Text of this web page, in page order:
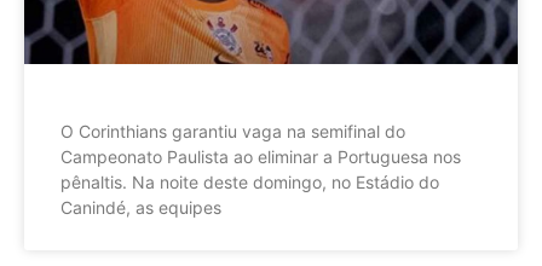
O Corinthians garantiu vaga na semifinal do
Campeonato Paulista ao eliminar a Portuguesa nos
pênaltis. Na noite deste domingo, no Estádio do
Canindé, as equipes